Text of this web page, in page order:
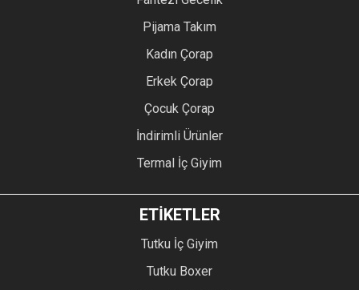
Pijama Takım
Kadın Çorap
Erkek Çorap
Çocuk Çorap
İndirimli Ürünler
Termal İç Giyim
ETİKETLER
Tutku İç Giyim
Tutku Boxer